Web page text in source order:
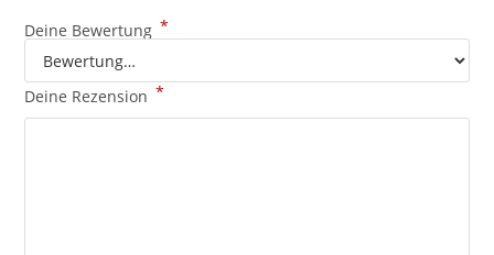
Deine Bewertung *
Deine Rezension *